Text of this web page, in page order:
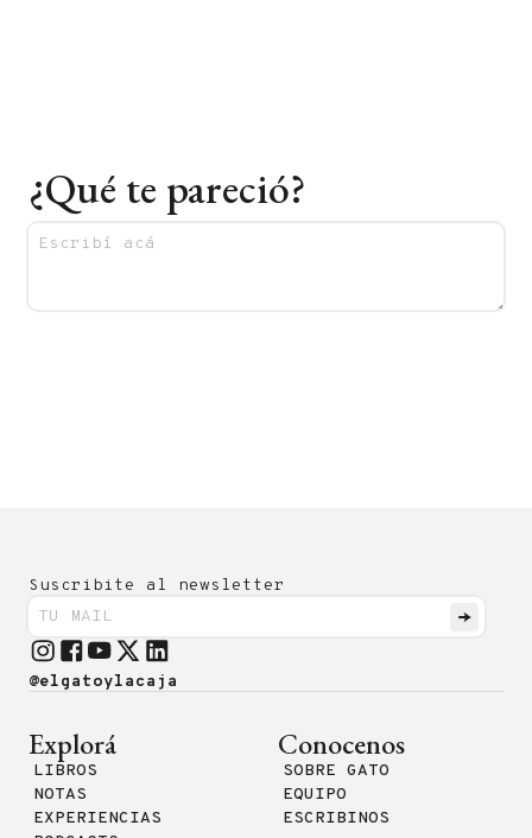
¿Qué te pareció?
Suscribite al newsletter
@elgatoylacaja
Explorá
LIBROS
NOTAS
EXPERIENCIAS
Conocenos
SOBRE GATO
EQUIPO
ESCRIBINOS